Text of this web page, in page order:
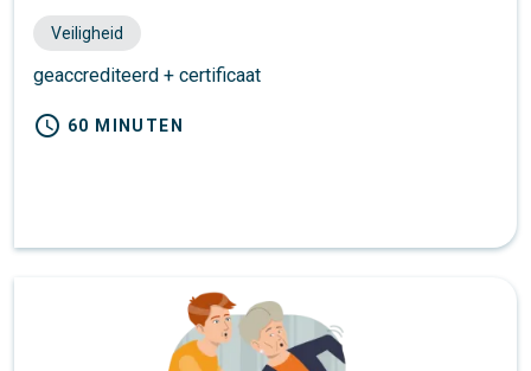
Veiligheid
geaccrediteerd + certificaat
schedule 60 MINUTEN